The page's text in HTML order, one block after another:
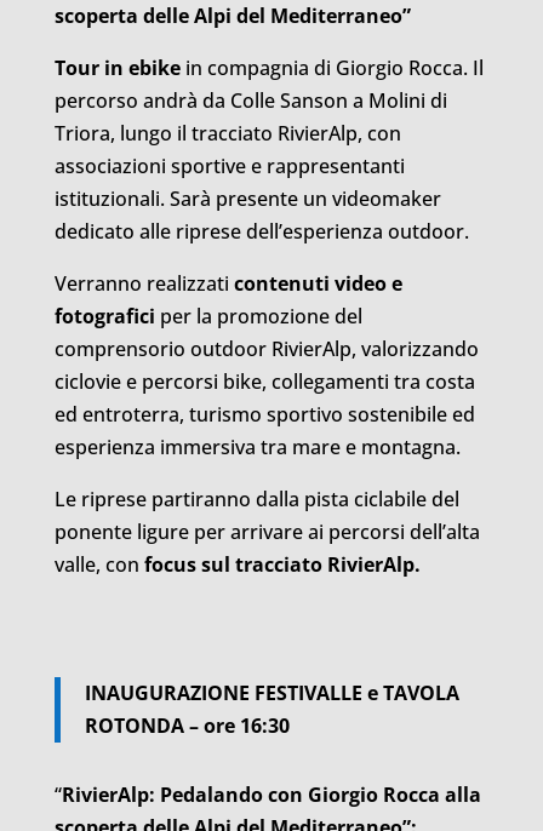
scoperta delle Alpi del Mediterraneo”
Tour in ebike in compagnia di Giorgio Rocca. Il
percorso andrà da Colle Sanson a Molini di
Triora, lungo il tracciato RivierAlp, con
associazioni sportive e rappresentanti
istituzionali. Sarà presente un videomaker
dedicato alle riprese dell’esperienza outdoor.
Verranno realizzati contenuti video e
fotografici per la promozione del
comprensorio outdoor RivierAlp, valorizzando
ciclovie e percorsi bike, collegamenti tra costa
ed entroterra, turismo sportivo sostenibile ed
esperienza immersiva tra mare e montagna.
Le riprese partiranno dalla pista ciclabile del
ponente ligure per arrivare ai percorsi dell’alta
valle, con focus sul tracciato RivierAlp.
INAUGURAZIONE FESTIVALLE e TAVOLA
ROTONDA – ore 16:30
“RivierAlp: Pedalando con Giorgio Rocca alla